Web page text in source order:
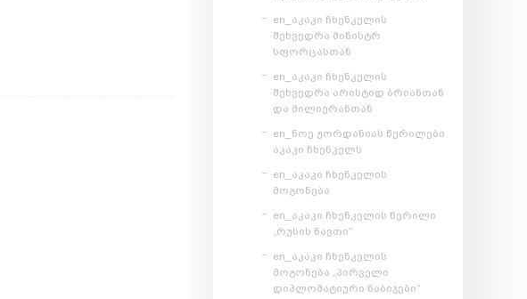
en_აკაკი ჩხენკელის
შეხვედრა მინისტრ
სფორცასთან
en_აკაკი ჩხენკელის
შეხვედრა არისტიდ ბრიანთან
და მილიერანთან
en_ნოე ჟორდანიას წერილები
აკაკი ჩხენკელს
en_აკაკი ჩხენკელის
მოგონება
en_აკაკი ჩხენკელის წერილი
„რუსის ნავთი“
en_აკაკი ჩხენკელის
მოგონება „პირველი
დიპლომატიური ნაბიჯები“